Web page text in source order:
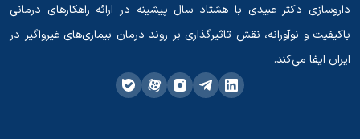
داروسازی دکتر عبیدی با هشتاد سال پیشینه در ارائه راهکارهای درمانی
باکیفیت و نوآورانه، نقش تاثیرگذاری بر روند درمان بیماری‌های غیرواگیر در
ایران ایفا می‌کند.